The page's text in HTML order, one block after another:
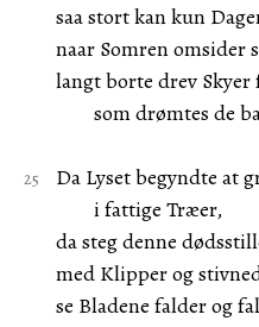
saa stort kan kun
naar Somren omsider
langt borte drev Skyer
som drømtes de
Da Lyset begyndte at
i fattige Træer,
da steg denne
med Klipper og
se Bladene falder og